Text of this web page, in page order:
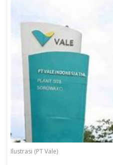
Ilustrasi (PT Vale)